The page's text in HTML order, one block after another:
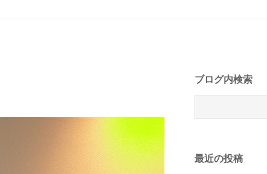
ブログ内検索
最近の投稿